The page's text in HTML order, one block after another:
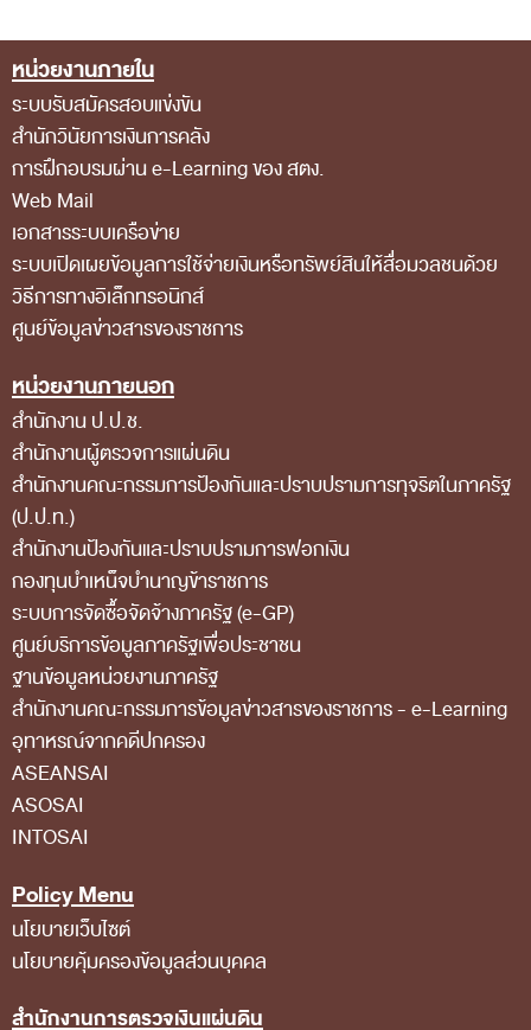
ข้อมูลสาธารณะ
ข่าวสารการจัดซื้อจัดจ้างของ สตง.
แผนการจัดซื้อจัดจ้าง
ประกาศประกวดราคา/ราคากลาง/ขายพัสดุเสื่อม
สภาพ
สรุปผลการจัดซื้อจัดจ้าง
ข้อมูลสาระสำคัญในสัญญา
การรายงานผลการจัดซื้อจัดจ้าง หรือการจัดการ
พัสดุ
การประเมิน ITA
ศูนย์ข้อมูลข่าวสารของราชการ
การป้องกันการทุจริต
การส่งเสริมความโปร่งใส
การเปิดโอกาสให้เกิดการมีส่วนร่วม
การขับเคลื่อนจริยธรรม
รายงานผลการปฏิบัติงานประจำปี
รายงานผลการดำเนินงานของ สตง.
แผน/ผลการปฏิบัติงานและการใช้จ่าย
แผนพัฒนาทรัพยากรบุคคล
ธรรมจรรยา
รายงานของผู้สอบบัญชีและรายงานการเงินของ สตง.
รายงานผลตามนโยบาย No Gift Policy
Footer Menu
หน่วยงานภายใน
ระบบรับสมัครสอบแข่งขัน
สำนักวินัยการเงินการคลัง
การฝึกอบรมผ่าน e-Learning ของ สตง.
Web Mail
เอกสารระบบเครือข่าย
ระบบเปิดเผยข้อมูลการใช้จ่ายเงินหรือทรัพย์สินให้สื่อมวลชนด้วย
วิธีการทางอิเล็กทรอนิกส์
ศูนย์ข้อมูลข่าวสารของราชการ
หน่วยงานภายนอก
สำนักงาน ป.ป.ช.
สำนักงานผู้ตรวจการแผ่นดิน
สำนักงานคณะกรรมการป้องกันและปราบปรามการทุจริตในภาครัฐ
(ป.ป.ท.)
สำนักงานป้องกันและปราบปรามการฟอกเงิน
กองทุนบำเหน็จบำนาญข้าราชการ
ระบบการจัดซื้อจัดจ้างภาครัฐ (e-GP)
ศูนย์บริการข้อมูลภาครัฐเพื่อประชาชน
ฐานข้อมูลหน่วยงานภาครัฐ
สํานักงานคณะกรรมการข้อมูลข่าวสารของราชการ - e-Learning
อุทาหรณ์จากคดีปกครอง
ASEANSAI
ASOSAI
INTOSAI
Policy Menu
นโยบายเว็บไซต์
นโยบายคุ้มครองข้อมูลส่วนบุคคล
สำนักงานการตรวจเงินแผ่นดิน